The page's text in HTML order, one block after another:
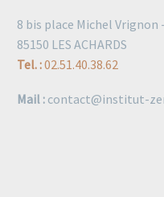
8 bis place Michel Vrignon
85150 LES ACHARDS
Tel. :02.51.40.38.62
Mail : contact@institut-